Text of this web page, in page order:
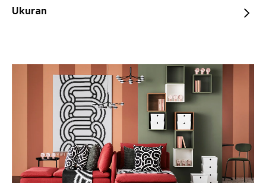
Ukuran